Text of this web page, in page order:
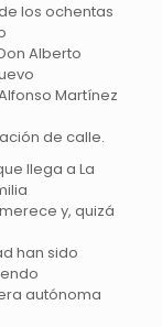
los ochentas
Alberto
Martínez
de calle.
llega a La
y, quizá
han sido
autónoma